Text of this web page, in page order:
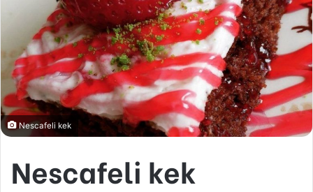
Nescafeli kek
Nescafeli kek